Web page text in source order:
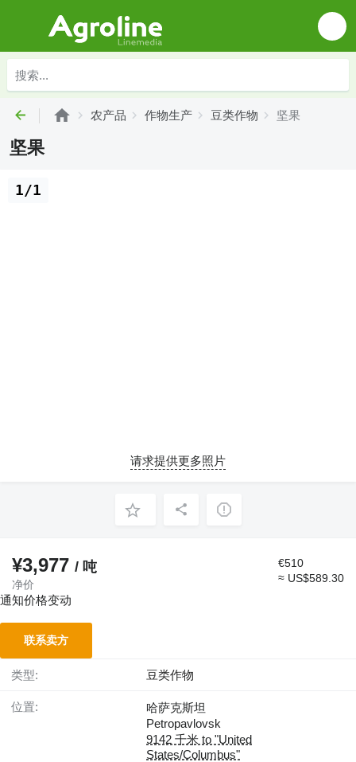
农产品 作物生产 豆类作物 坚果
坚果
1/1
请求提供更多照片
¥3,977 / 吨
净价
€510
≈ US$589.30
通知价格变动
联系卖方
类型: 豆类作物
位置:
哈萨克斯坦
Petropavlovsk
9142 千米 to "United
States/Columbus"